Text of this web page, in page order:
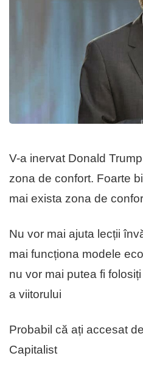
V-a inervat Donald
zona de confort. Foarte
mai exista zona de
Nu vor mai ajuta lecții
mai funcționa modele
nu vor mai putea fi
a viitorului
Probabil că ați accesat
Capitalist